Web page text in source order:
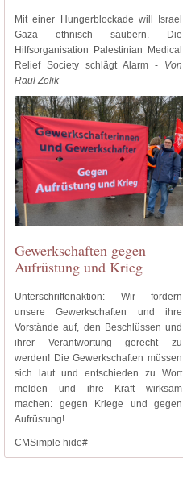
Mit einer Hungerblockade will Israel
Gaza ethnisch säubern. Die
Hilfsorganisation Palestinian Medical
Relief Society schlägt Alarm - Von
Raul Zelik
Gewerkschaften gegen
Aufrüstung und Krieg
Unterschriftenaktion: Wir fordern
unsere Gewerkschaften und ihre
Vorstände auf, den Beschlüssen und
ihrer Verantwortung gerecht zu
werden! Die Gewerkschaften müssen
sich laut und entschieden zu Wort
melden und ihre Kraft wirksam
machen: gegen Kriege und gegen
Aufrüstung!
CMSimple hide#